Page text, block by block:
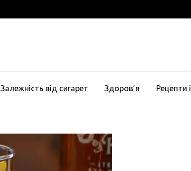
Залежність від сигарет Здоров’я Рецепти